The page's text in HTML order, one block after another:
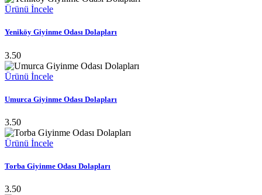
Ürünü İncele
Yeniköy Giyinme Odası Dolapları
3.50
Ürünü İncele
Umurca Giyinme Odası Dolapları
3.50
Ürünü İncele
Torba Giyinme Odası Dolapları
3.50